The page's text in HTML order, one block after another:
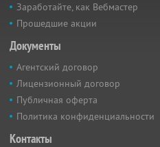
Заработайте, как Вебмастер
Прошедшие акции
Документы
Агентский договор
Лицензионный договор
Публичная оферта
Политика конфиденциальности
Контакты